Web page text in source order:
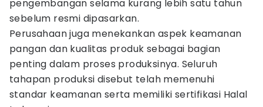
pengembangan selama kurang lebih satu tahun
sebelum resmi dipasarkan.
Perusahaan juga menekankan aspek keamanan
pangan dan kualitas produk sebagai bagian
penting dalam proses produksinya. Seluruh
tahapan produksi disebut telah memenuhi
standar keamanan serta memiliki sertifikasi Halal